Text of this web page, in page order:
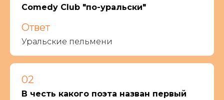
Comedy Club "по-уральски"
Ответ
Уральские пельмени
02
В честь какого поэта назван первый